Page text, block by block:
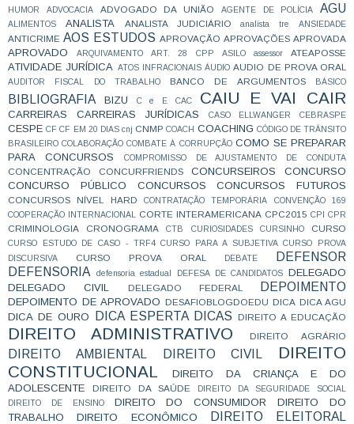
HUMOR
ADVOCACIA ADVOGADO DA UNIÃO AGENTE DE POLÍCIA AGU
ALIMENTOS ANALISTA ANALISTA JUDICIÁRIO analista tre ANSIEDADE
ANTICRIME AOS ESTUDOS APROVAÇÃO APROVAÇÕES APROVADA
APROVADO ARQUIVAMENTO ART. 28 CPP ASILO assessor ATEAPOSSE
ATIVIDADE JURÍDICA ATOS INFRACIONAIS ÁUDIO AUDIO DE PROVA ORAL
AUDITOR FISCAL DO TRABALHO BANCO DE ARGUMENTOS BÁSICO
BIBLIOGRAFIA BIZU C e E CAC CAIU E VAI CAIR
CARREIRAS CARREIRAS JURÍDICAS CASO ELLWANGER CEBRASPE
CESPE CF CF EM 20 DIAS cnj CNMP COACH COACHING CÓDIGO DE TRÂNSITO
BRASILEIRO COLABORAÇÃO COMBATE À CORRUPÇÃO COMO SE PREPARAR
PARA CONCURSOS
COMPROMISSO DE AJUSTAMENTO DE CONDUTA
CONCENTRAÇÃO CONCURFRIENDS CONCURSEIROS
CONCURSO
CONCURSO PÚBLICO
CONCURSOS CONCURSOS FUTUROS
CONCURSOS NÍVEL HARD CONTRATAÇÃO TEMPORÁRIA
CONVENÇÃO 169
COOPERAÇÃO INTERNACIONAL
CORTE INTERAMERICANA CPC2015 CPI CPR
CRIMINOLOGIA CRONOGRAMA CTB CURIOSIDADES CURSINHO CURSO
CURSO ESTUDO DE CASO - TRF4 CURSO PARA A SUBJETIVA
CURSO PROVA
DISCURSIVA
CURSO PROVA ORAL DEBATE
DEFENSOR
DEFENSORIA
defensoria estadual DEFESA DE CANDIDATOS
DELEGADO
DELEGADO CIVIL
DELEGADO FEDERAL DEPOIMENTO
DEPOIMENTO DE APROVADO DESAFIOBLOGDOEDU DICA DICA AGU
DICA DE OURO DICA ESPERTA DICAS DIREITO A EDUCAÇÃO
DIREITO ADMINISTRATIVO DIREITO AGRÁRIO
DIREITO AMBIENTAL DIREITO CIVIL
DIREITO
CONSTITUCIONAL
DIREITO DA CRIANÇA E DO
ADOLESCENTE
DIREITO DA SAÚDE
DIREITO DA SEGURIDADE SOCIAL
DIREITO DE ENSINO
DIREITO DO CONSUMIDOR
DIREITO DO
TRABALHO
DIREITO ECONÔMICO DIREITO ELEITORAL